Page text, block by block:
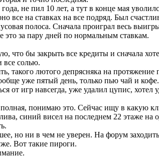
не пил 10 лет, а тут в конце мая
все на ставках на все подряд. Был
полоса. Сначала проиграл весь
это за пару дней по нормальным ставкам.
что бы закрыть все кредиты и сначала
все солью.
такого лютого депрясняка на
уже пятый день, только пью чай и
от игр навсегда, уже удалил цупис,
понимаю это. Сейчас ищу в какую
синий висел на последнем 22 этаже
но ни в чем не уверен. На форум
Вот такие пироги.